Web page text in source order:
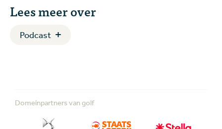
Lees meer over
Podcast
Domeinpartners van golf